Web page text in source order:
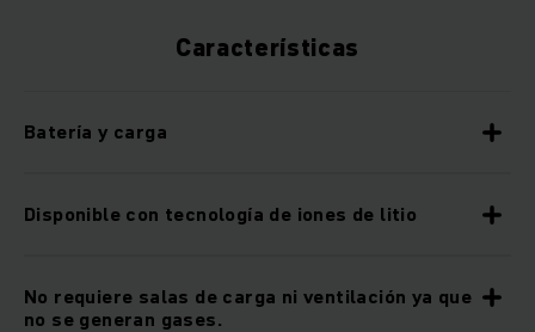
Características
Batería y carga
Disponible con tecnología de iones de litio
No requiere salas de carga ni ventilación ya que
no se generan gases.